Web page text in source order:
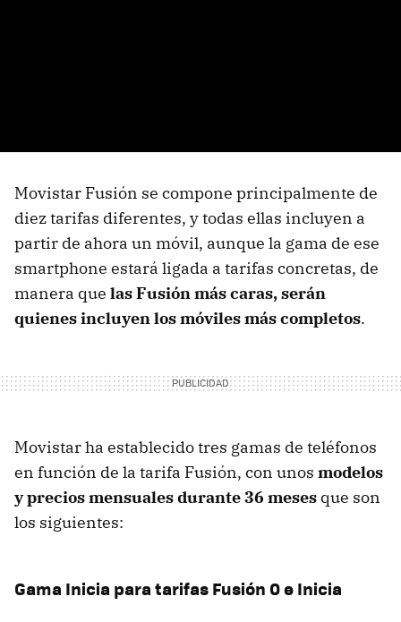
Movistar Fusión se compone principalmente de
diez tarifas diferentes, y todas ellas incluyen a
partir de ahora un móvil, aunque la gama de ese
smartphone estará ligada a tarifas concretas, de
manera que las Fusión más caras, serán
quienes incluyen los móviles más completos.
Movistar ha establecido tres gamas de teléfonos
en función de la tarifa Fusión, con unos modelos
y precios mensuales durante 36 meses que son
los siguientes:
Gama Inicia para tarifas Fusión 0 e Inicia